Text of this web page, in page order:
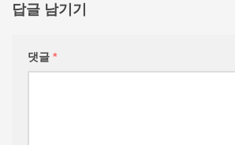
답글 남기기
댓글 *